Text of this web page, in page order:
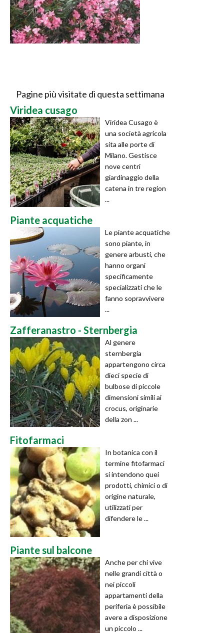
Pagine più visitate di questa settimana
Viridea cusago
Viridea Cusago è
una società agricola
sita alle porte di
Milano. Gestisce
nove centri
giardinaggio della
catena in tre region
...
Piante acquatiche
Le piante acquatiche
sono piante, in
genere arbusti, che
hanno organi
specificamente
specializzati che le
fanno sopravvivere
...
Zafferanastro - Sternbergia
Al genere
sternbergia
appartengono circa
dieci specie di
bulbose di piccole
dimensioni simili ai
crocus, originarie
della zon ...
Fitofarmaci
In botanica con il
termine fitofarmaci
si intendono quei
prodotti, chimici o di
origine naturale,
utilizzati per
difendere le ...
Piante sul balcone
Anche per chi vive
nelle grandi città o
nei piccoli
appartamenti della
periferia è possibile
avere a disposizione
un piccolo ...